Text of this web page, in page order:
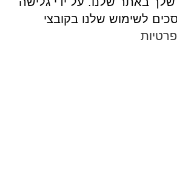
לשימוש שלנו בקובצי